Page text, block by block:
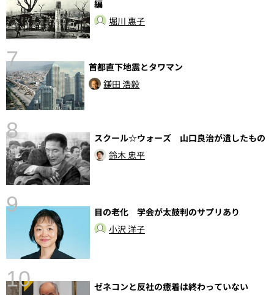
編
堀川 惠子
7
首都直下地震とタワマン
鎌田 浩毅
8
スクール☆ウォーズ 山口良治が遺したもの
鈴木 忠平
9
目の老化 学会が太鼓判のサプリあり
小沢 洋子
10
ゼネコンと反社の癒着は終わっていない